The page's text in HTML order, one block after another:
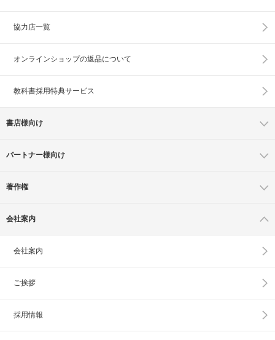
協力店一覧
オンラインショップの返品について
教科書採用特典サービス
書店様向け
パートナー様向け
著作権
会社案内
会社案内
ご挨拶
採用情報